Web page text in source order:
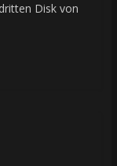
Disk von